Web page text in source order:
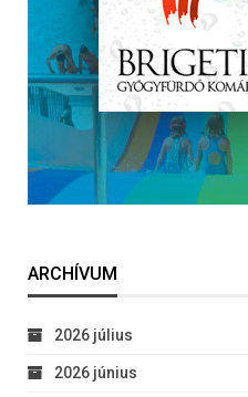
ARCHÍVUM
2026 július
2026 június